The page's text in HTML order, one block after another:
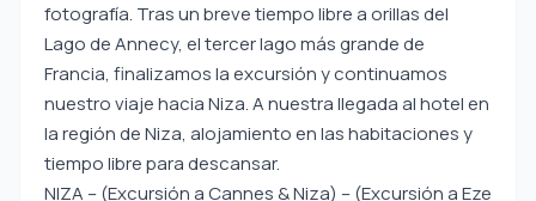
fotografía. Tras un breve tiempo libre a orillas del
Lago de Annecy, el tercer lago más grande de
Francia, finalizamos la excursión y continuamos
nuestro viaje hacia Niza. A nuestra llegada al hotel en
la región de Niza, alojamiento en las habitaciones y
tiempo libre para descansar.
NIZA – (Excursión a Cannes & Niza) – (Excursión a Eze